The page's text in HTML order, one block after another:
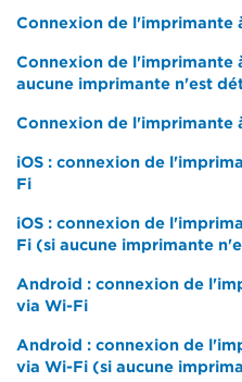
Connexion de l'imprimante
Connexion de l'imprimante
aucune imprimante n'est
Connexion de l'imprimante
iOS : connexion de
Fi
iOS : connexion de
Fi (si aucune imprimante
Android : connexion de
via Wi-Fi
Android : connexion de
via Wi-Fi (si aucune